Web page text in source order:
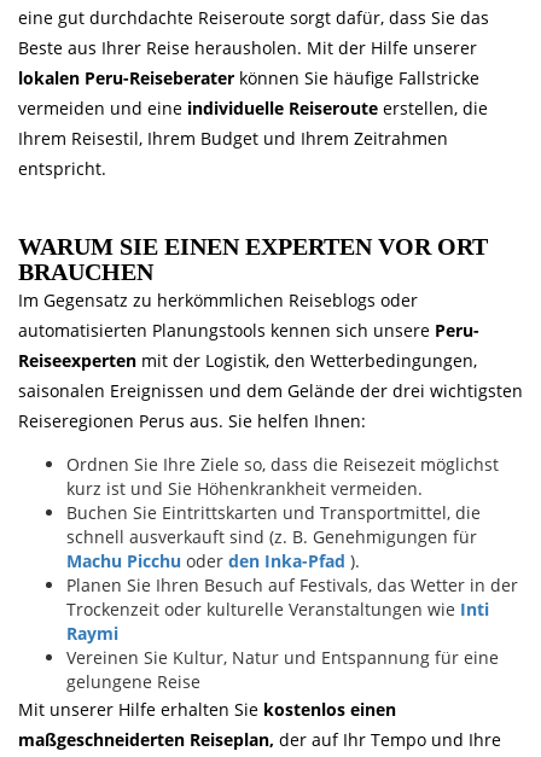
eine gut durchdachte Reiseroute sorgt dafür, dass Sie das
Beste aus Ihrer Reise herausholen. Mit der Hilfe unserer
lokalen Peru-Reiseberater können Sie häufige Fallstricke
vermeiden und eine individuelle Reiseroute erstellen, die
Ihrem Reisestil, Ihrem Budget und Ihrem Zeitrahmen
entspricht.
WARUM SIE EINEN EXPERTEN VOR ORT
BRAUCHEN
Im Gegensatz zu herkömmlichen Reiseblogs oder
automatisierten Planungstools kennen sich unsere Peru-
Reiseexperten mit der Logistik, den Wetterbedingungen,
saisonalen Ereignissen und dem Gelände der drei wichtigsten
Reiseregionen Perus aus. Sie helfen Ihnen:
Ordnen Sie Ihre Ziele so, dass die Reisezeit möglichst
kurz ist und Sie Höhenkrankheit vermeiden.
Buchen Sie Eintrittskarten und Transportmittel, die
schnell ausverkauft sind (z. B. Genehmigungen für
Machu Picchu oder den Inka-Pfad ).
Planen Sie Ihren Besuch auf Festivals, das Wetter in der
Trockenzeit oder kulturelle Veranstaltungen wie Inti
Raymi
Vereinen Sie Kultur, Natur und Entspannung für eine
gelungene Reise
Mit unserer Hilfe erhalten Sie kostenlos einen
maßgeschneiderten Reiseplan, der auf Ihr Tempo und Ihre